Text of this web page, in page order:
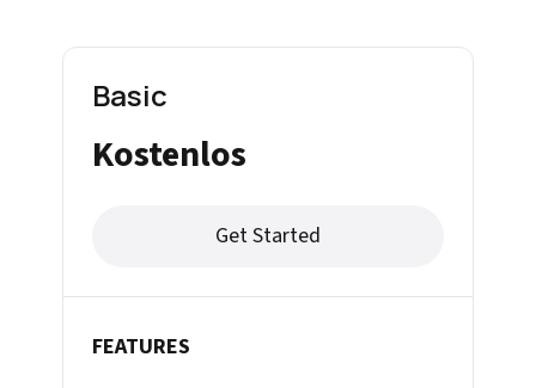
Basic
Kostenlos
Get Started
FEATURES